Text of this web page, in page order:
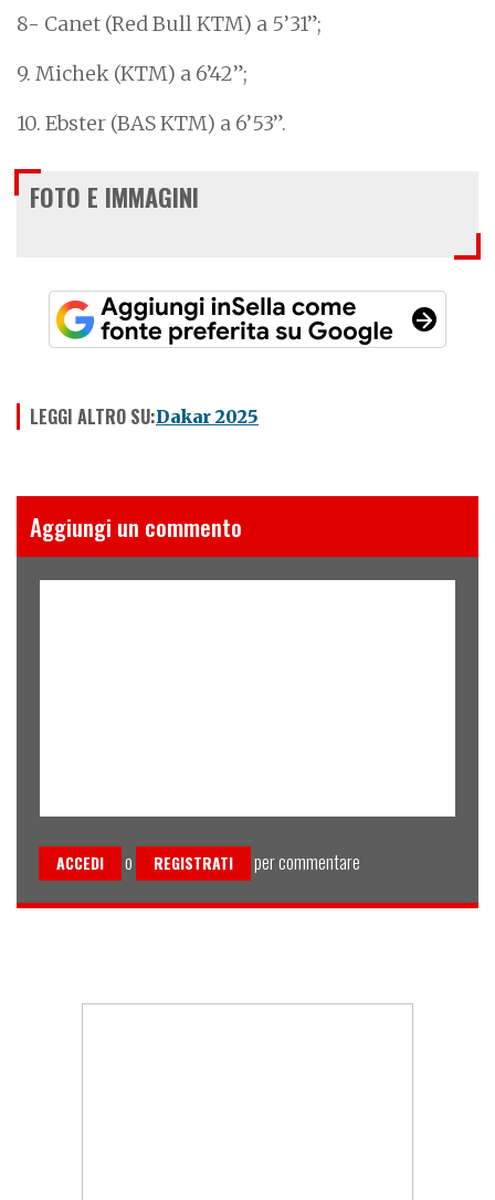
8- Canet (Red Bull KTM) a 5’31”;
9. Michek (KTM) a 6’42”;
10. Ebster (BAS KTM) a 6’53”.
FOTO E IMMAGINI
LEGGI ALTRO SU:Dakar 2025
Aggiungi un commento
ACCEDI o REGISTRATI per commentare